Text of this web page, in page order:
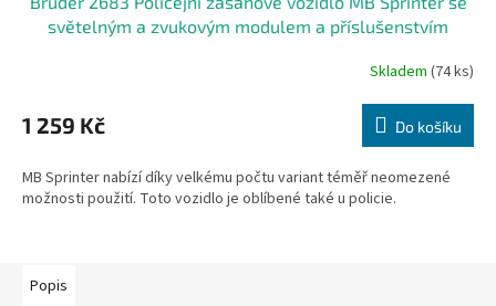
světelným a zvukovým modulem a příslušenstvím
Skladem (74 ks)
1 259 Kč Do košíku
MB Sprinter nabízí díky velkému počtu variant téměř neomezené
možnosti použití. Toto vozidlo je oblíbené také u policie.
Popis